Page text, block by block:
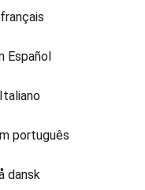
português
dansk